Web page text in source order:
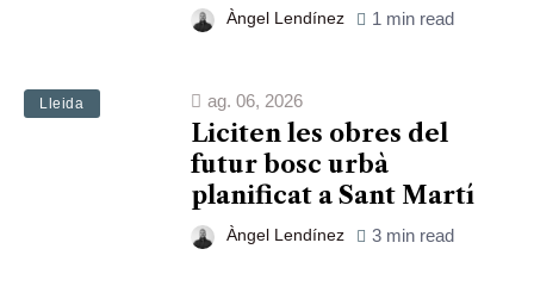
Àngel Lendínez 1 min read
Lleida ag. 06, 2026
Liciten les obres del
futur bosc urbà
planificat a Sant Martí
Àngel Lendínez 3 min read